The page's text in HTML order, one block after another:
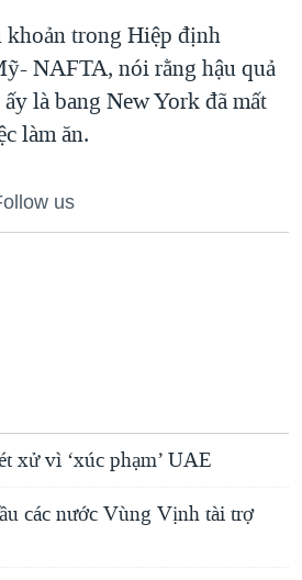
khoản trong Hiệp định
NAFTA, nói rằng hậu quả
là bang New York đã mất
làm ăn.
us
xử vì ‘xúc phạm’ UAE
các nước Vùng Vịnh tài trợ